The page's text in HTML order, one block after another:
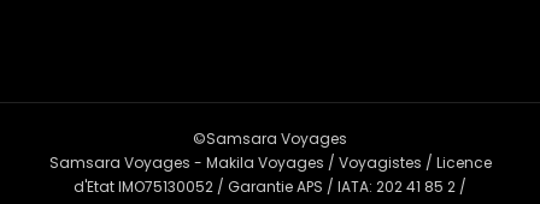
©Samsara Voyages
Samsara Voyages - Makila Voyages / Voyagistes / Licence
d'Etat IMO75130052 / Garantie APS / IATA: 202 41 85 2 /